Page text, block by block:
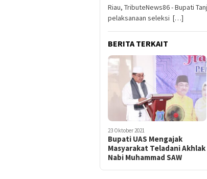
Riau, TributeNews86 - Bupati
pelaksanaan seleksi […]
BERITA TERKAIT
23 Oktober 2021
Bupati UAS Mengajak
Masyarakat Teladani Akhlak
Nabi Muhammad SAW